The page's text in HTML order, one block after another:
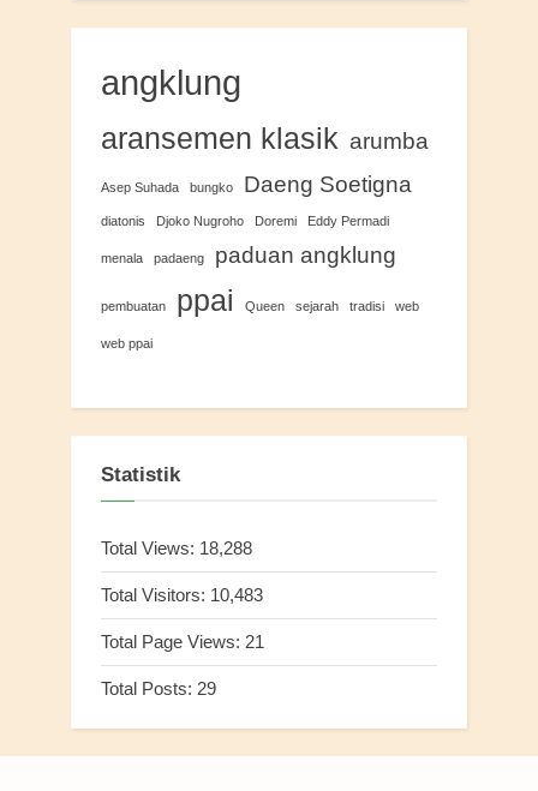
angklung
aransemen klasik arumba
Asep Suhada bungko Daeng Soetigna
diatonis Djoko Nugroho Doremi Eddy Permadi
menala padaeng paduan angklung
pembuatan ppai Queen sejarah tradisi web
web ppai
Statistik
Total Views: 18,288
Total Visitors: 10,483
Total Page Views: 21
Total Posts: 29